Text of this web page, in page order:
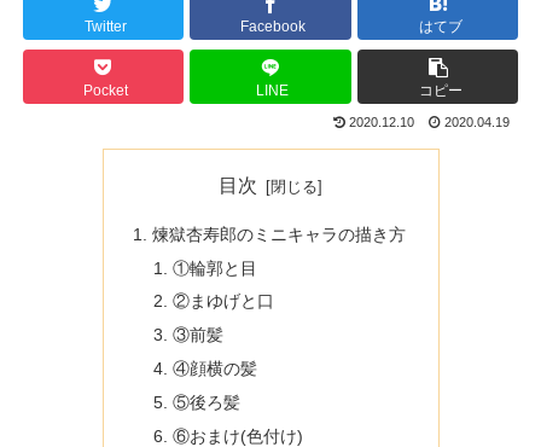
Twitter Facebook はてブ
Pocket LINE コピー
2020.12.10 2020.04.19
目次
煉獄杏寿郎のミニキャラの描き方
①輪郭と目
②まゆげと口
③前髪
④顔横の髪
⑤後ろ髪
⑥おまけ(色付け)